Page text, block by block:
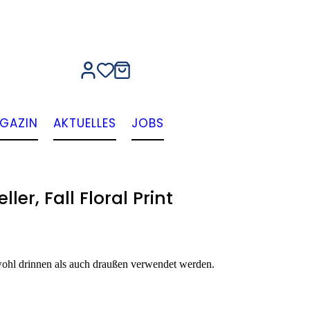
AKTUELLES JOBS
Fall Floral Print
drinnen als auch draußen verwendet werden.